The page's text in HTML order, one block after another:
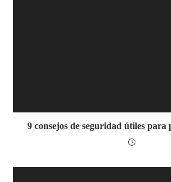
9 consejos de seguridad útiles para